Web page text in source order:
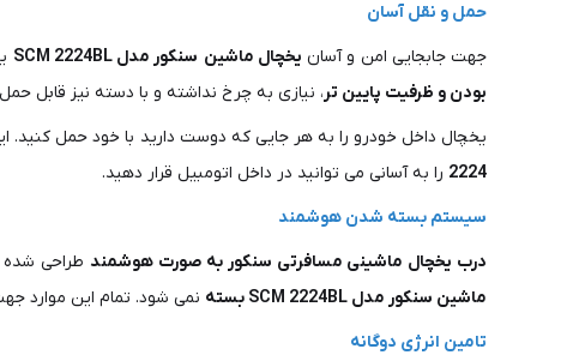
حمل و نقل آسان
جهت جابجایی امن و آسان یخچال ماشین سنکور مدل SCM 2224BL
بودن و ظرفیت پایین تر، نیازی به چرخ نداشته و با دسته نیز قابل
یخچال داخل خودرو را به هر جایی که دوست دارید با خود حمل
2224 را به آسانی می توانید در داخل اتومبیل قرار دهید.
سیستم بسته شدن هوشمند
درب یخچال ماشینی مسافرتی سنکور به صورت هوشمند طراحی شده
ماشین سنکور مدل SCM 2224BL بسته
نمی شود. تمام این موارد
تامین انرژی دوگانه